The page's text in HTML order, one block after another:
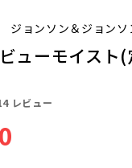
ジョンソン＆ジョンソ
ューモイスト
レビュー